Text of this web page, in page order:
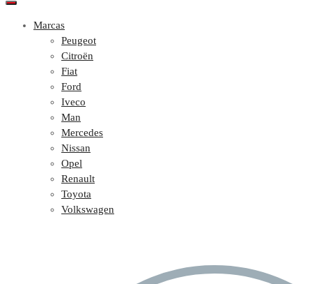
Marcas
Peugeot
Citroën
Fiat
Ford
Iveco
Man
Mercedes
Nissan
Opel
Renault
Toyota
Volkswagen